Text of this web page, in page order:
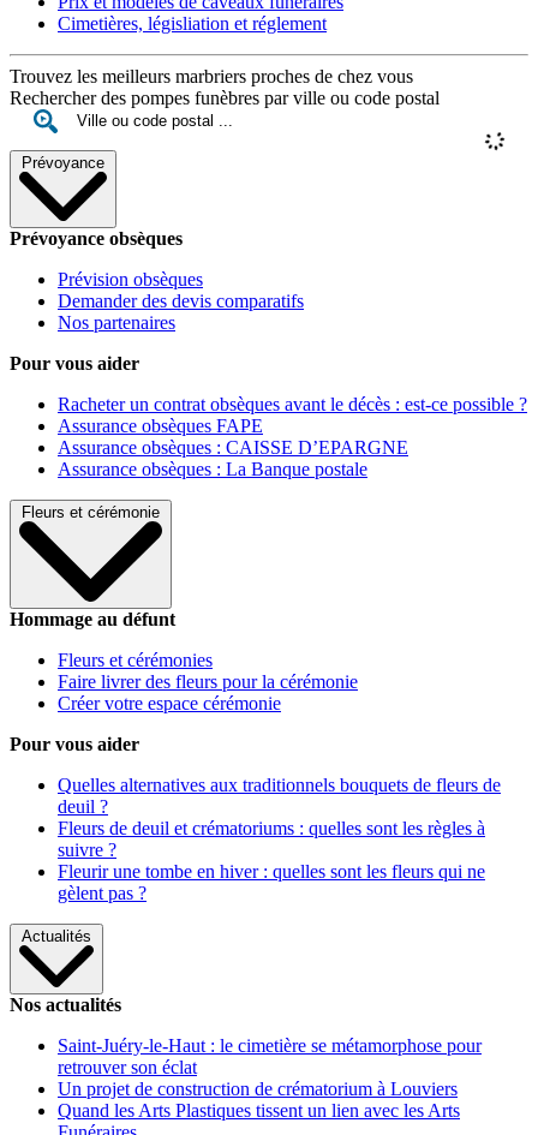
Cimetières, législiation et réglement
Trouvez les meilleurs marbriers proches de chez vous
Rechercher des pompes funèbres par ville ou code postal
Prévoyance
Prévoyance obsèques
Prévision obsèques
Demander des devis comparatifs
Nos partenaires
Pour vous aider
Racheter un contrat obsèques avant le décès : est-ce possible ?
Assurance obsèques FAPE
Assurance obsèques : CAISSE D’EPARGNE
Assurance obsèques : La Banque postale
Fleurs et cérémonie
Hommage au défunt
Fleurs et cérémonies
Faire livrer des fleurs pour la cérémonie
Créer votre espace cérémonie
Pour vous aider
Quelles alternatives aux traditionnels bouquets de fleurs de
deuil ?
Fleurs de deuil et crématoriums : quelles sont les règles à
suivre ?
Fleurir une tombe en hiver : quelles sont les fleurs qui ne
gèlent pas ?
Actualités
Nos actualités
Saint-Juéry-le-Haut : le cimetière se métamorphose pour
retrouver son éclat
Un projet de construction de crématorium à Louviers
Quand les Arts Plastiques tissent un lien avec les Arts